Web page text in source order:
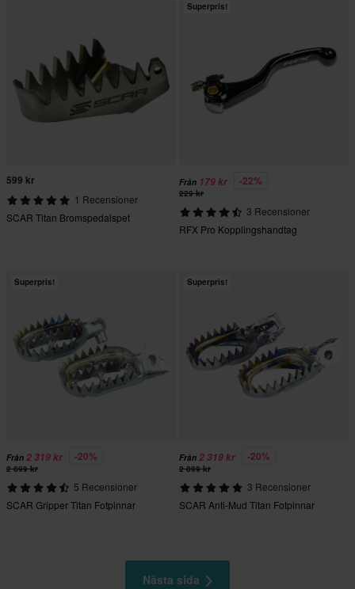
599 kr
1 Recensioner
SCAR Titan Bromspedalspet
Superpris!
Från 179 kr -22%
229 kr
3 Recensioner
RFX Pro Kopplingshandtag
Superpris!
Från 2 319 kr -20%
2 899 kr
5 Recensioner
SCAR Gripper Titan Fotpinnar
Superpris!
Från 2 319 kr -20%
2 899 kr
3 Recensioner
SCAR Anti-Mud Titan Fotpinnar
Nästa sida